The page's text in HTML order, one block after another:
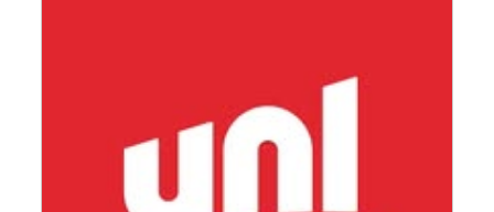
Objets perdus et trouvés